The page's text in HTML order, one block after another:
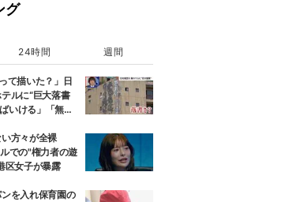
グ
24時間 週間
て描いた？」日
ルに“巨大落書
いける」「無許
い方々が全裸
での"権力者の遊
区女子が暴露
を入れ保育園の